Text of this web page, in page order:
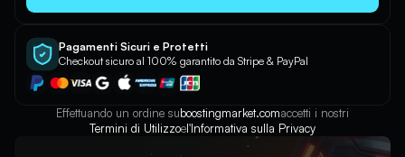
Pagamenti Sicuri e Protetti
Checkout sicuro al 100% garantito da Stripe & PayPal
Effettuando un ordine suboostingmarket.comaccetti i nostri
Termini di Utilizzoel'Informativa sulla Privacy